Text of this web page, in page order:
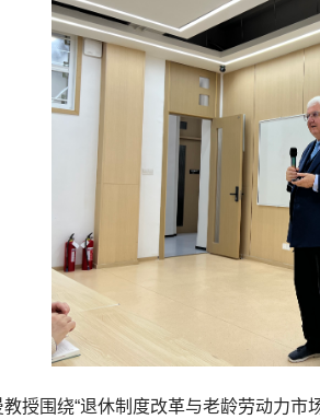
授围绕“退休制度改革与老龄劳动力市